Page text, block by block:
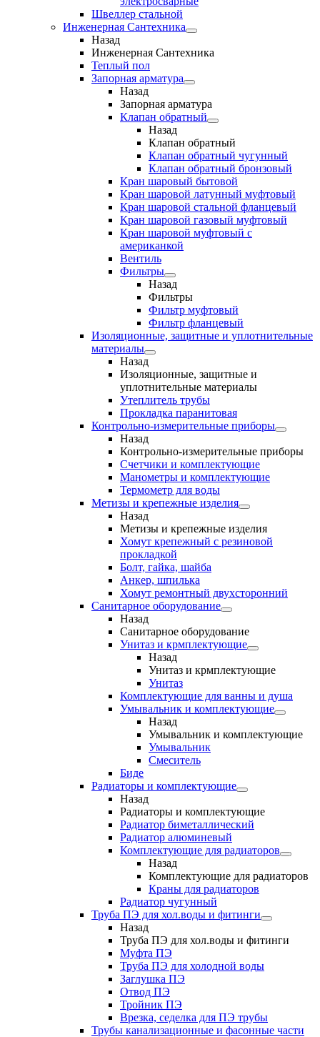
Швеллер стальной
Инженерная Сантехника
Назад
Инженерная Сантехника
Теплый пол
Запорная арматура
Назад
Запорная арматура
Клапан обратный
Назад
Клапан обратный
Клапан обратный чугунный
Клапан обратный бронзовый
Кран шаровый бытовой
Кран шаровой латунный муфтовый
Кран шаровой стальной фланцевый
Кран шаровой газовый муфтовый
Кран шаровой муфтовый с
американкой
Вентиль
Фильтры
Назад
Фильтры
Фильтр муфтовый
Фильтр фланцевый
Изоляционные, защитные и уплотнительные
материалы
Назад
Изоляционные, защитные и
уплотнительные материалы
Утеплитель трубы
Прокладка паранитовая
Контрольно-измерительные приборы
Назад
Контрольно-измерительные приборы
Счетчики и комплектующие
Манометры и комплектующие
Термометр для воды
Метизы и крепежные изделия
Назад
Метизы и крепежные изделия
Хомут крепежный с резиновой
прокладкой
Болт, гайка, шайба
Анкер, шпилька
Хомут ремонтный двухсторонний
Санитарное оборудование
Назад
Санитарное оборудование
Унитаз и крмплектующие
Назад
Унитаз и крмплектующие
Унитаз
Комплектующие для ванны и душа
Умывальник и комплектующие
Назад
Умывальник и комплектующие
Умывальник
Смеситель
Биде
Радиаторы и комплектующие
Назад
Радиаторы и комплектующие
Радиатор биметаллический
Радиатор алюминевый
Комплектующие для радиаторов
Назад
Комплектующие для радиаторов
Краны для радиаторов
Радиатор чугунный
Труба ПЭ для хол.воды и фитинги
Назад
Труба ПЭ для хол.воды и фитинги
Муфта ПЭ
Труба ПЭ для холодной воды
Заглушка ПЭ
Отвод ПЭ
Тройник ПЭ
Врезка, седелка для ПЭ трубы
Трубы канализационные и фасонные части